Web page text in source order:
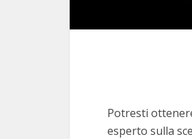
Potresti
esperto sulla